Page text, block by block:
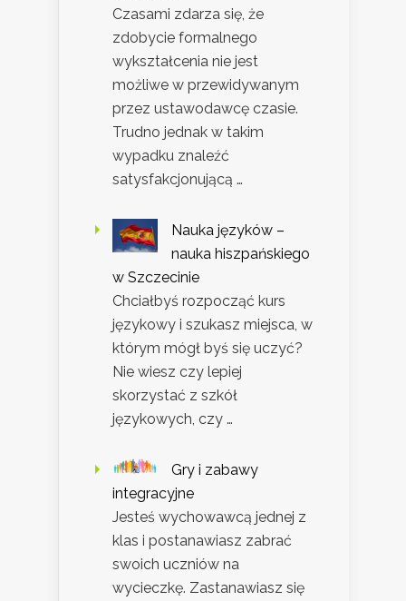
Czasami zdarza się, że
zdobycie formalnego
wykształcenia nie jest
możliwe w przewidywanym
przez ustawodawcę czasie.
Trudno jednak w takim
wypadku znaleźć
satysfakcjonującą …
Nauka języków –
nauka hiszpańskiego
w Szczecinie
Chciałbyś rozpocząć kurs
językowy i szukasz miejsca, w
którym mógł byś się uczyć?
Nie wiesz czy lepiej
skorzystać z szkół
językowych, czy …
Gry i zabawy
integracyjne
Jesteś wychowawcą jednej z
klas i postanawiasz zabrać
swoich uczniów na
wycieczkę. Zastanawiasz się